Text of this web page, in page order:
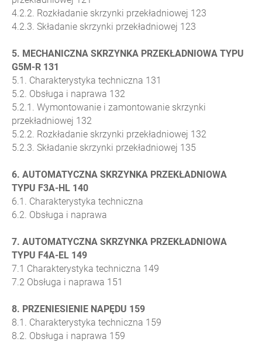
4.2.2. Rozkładanie skrzynki przekładniowej 123
4.2.3. Składanie skrzynki przekładniowej 123
5. MECHANICZNA SKRZYNKA PRZEKŁADNIOWA TYPU
G5M-R 131
5.1. Charakterystyka techniczna 131
5.2. Obsługa i naprawa 132
5.2.1. Wymontowanie i zamontowanie skrzynki
przekładniowej 132
5.2.2. Rozkładanie skrzynki przekładniowej 132
5.2.3. Składanie skrzynki przekładniowej 135
6. AUTOMATYCZNA SKRZYNKA PRZEKŁADNIOWA
TYPU F3A-HL 140
6.1. Charakterystyka techniczna
6.2. Obsługa i naprawa
7. AUTOMATYCZNA SKRZYNKA PRZEKŁADNIOWA
TYPU F4A-EL 149
7.1 Charakterystyka techniczna 149
7.2 Obsługa i naprawa 151
8. PRZENIESIENIE NAPĘDU 159
8.1. Charakterystyka techniczna 159
8.2. Obsługa i naprawa 159